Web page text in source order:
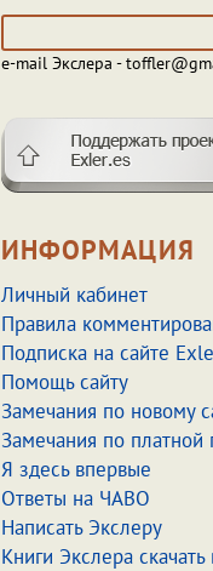
e-mail Экслера -
ИНФОРМАЦИЯ
Личный кабинет
Правила
Подписка на сайте
Помощь сайту
Замечания по новому
Замечания по платной
Я здесь впервые
Ответы на ЧАВО
Написать Экслеру
Книги Экслера скачать